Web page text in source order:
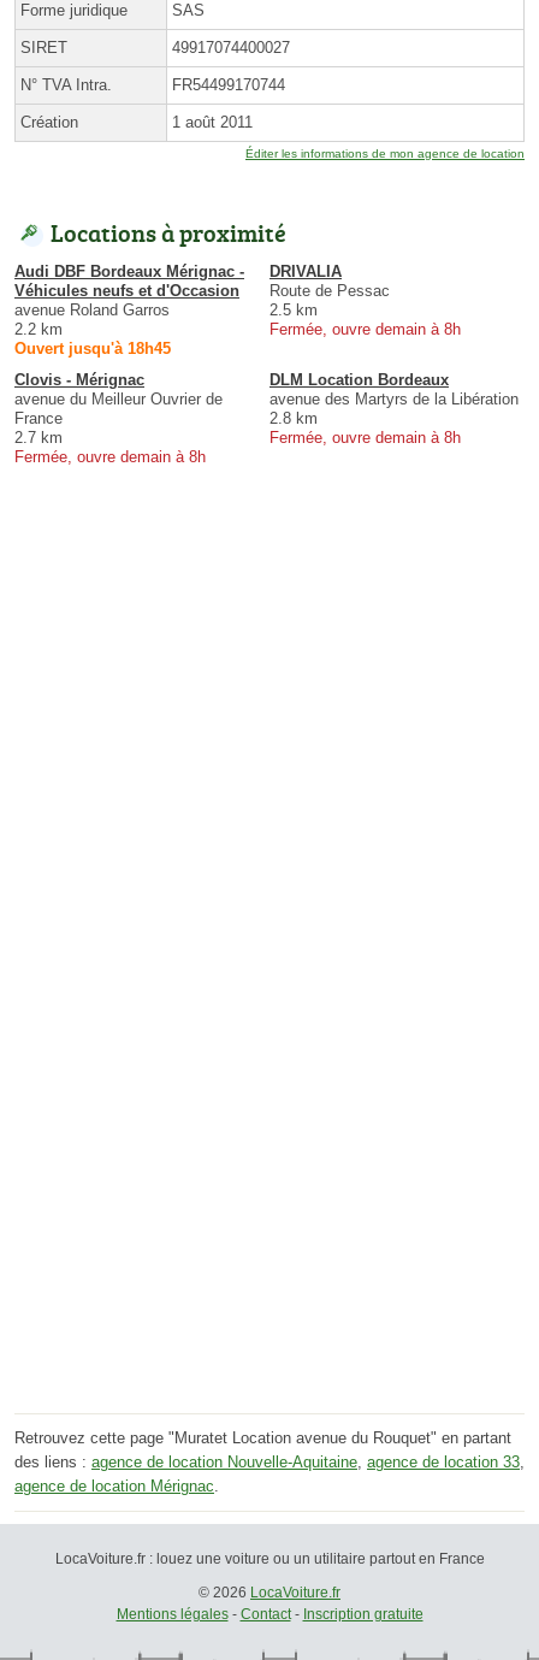
Forme juridique SAS
SIRET 49917074400027
N° TVA Intra. FR54499170744
Création 1 août 2011
Éditer les informations de mon agence de location
Locations à proximité
Audi DBF Bordeaux Mérignac -
Véhicules neufs et d'Occasion
avenue Roland Garros
2.2 km
Ouvert jusqu'à 18h45
DRIVALIA
Route de Pessac
2.5 km
Fermée, ouvre demain à 8h
Clovis - Mérignac
avenue du Meilleur Ouvrier de
France
2.7 km
Fermée, ouvre demain à 8h
DLM Location Bordeaux
avenue des Martyrs de la Libération
2.8 km
Fermée, ouvre demain à 8h
Retrouvez cette page "Muratet Location avenue du Rouquet" en partant
des liens : agence de location Nouvelle-Aquitaine, agence de location 33,
agence de location Mérignac.
LocaVoiture.fr : louez une voiture ou un utilitaire partout en France
© 2026 LocaVoiture.fr
Mentions légales- Contact- Inscription gratuite